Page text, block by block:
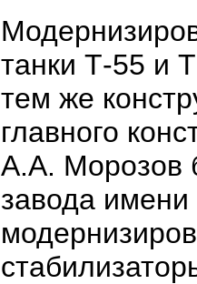
танки Т-55 и
тем же
главного
А.А. Морозов
завода